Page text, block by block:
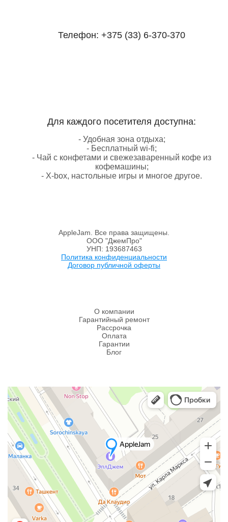
Телефон: +375 (33) 6-370-370
Для каждого посетителя доступна:
- Удобная зона отдыха;
- Бесплатный wi-fi;
- Чай с конфетами и свежезаваренный кофе из
кофемашины;
- X-box, настольные игры и многое другое.
AppleJam. Все права защищены.
ООО "ДжемПро"
УНП: 193687463
Политика конфиденциальности
Договор публичной оферты
О компании
Гарантийный ремонт
Рассрочка
Оплата
Гарантии
Блог